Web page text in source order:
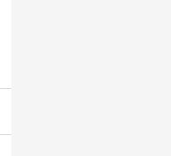
bij slaapproblemen
accordion over 6 Bijlagen